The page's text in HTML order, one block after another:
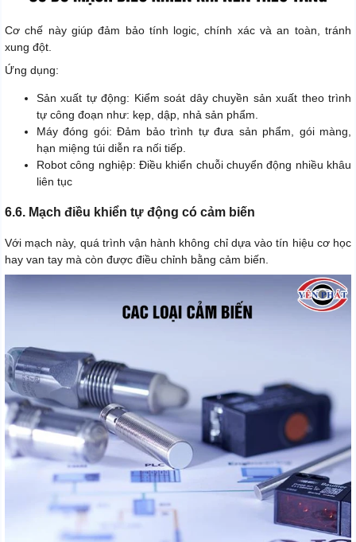
Cơ chế này giúp đảm bảo tính logic, chính xác và an toàn, tránh
xung đột.
Ứng dụng:
Sản xuất tự động: Kiểm soát dây chuyền sản xuất theo trình
tự công đoạn như: kẹp, dập, nhả sản phẩm.
Máy đóng gói: Đảm bảo trình tự đưa sản phẩm, gói màng,
hạn miệng túi diễn ra nối tiếp.
Robot công nghiệp: Điều khiển chuỗi chuyển động nhiều khâu
liên tục
6.6. Mạch điều khiển tự động có cảm biến
Với mạch này, quá trình vận hành không chỉ dựa vào tín hiệu cơ học
hay van tay mà còn được điều chỉnh bằng cảm biến.